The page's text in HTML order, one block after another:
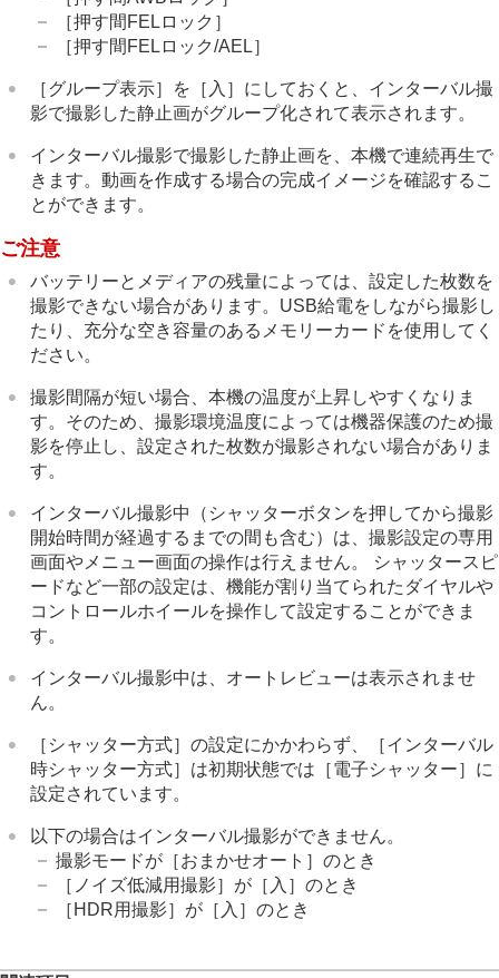
［押す間FELロック］
［押す間FELロック/AEL］
［グループ表示］ を ［入］ にしておくと、インターバル撮
影で撮影した静止画がグループ化されて表示されます。
インターバル撮影で撮影した静止画を、本機で連続再生で
きます。動画を作成する場合の完成イメージを確認するこ
とができます。
ご注意
バッテリーとメディアの残量によっては、設定した枚数を
撮影できない場合があります。USB給電をしながら撮影し
たり、充分な空き容量のあるメモリーカードを使用してく
ださい。
撮影間隔が短い場合、本機の温度が上昇しやすくなりま
す。そのため、撮影環境温度によっては機器保護のため撮
影を停止し、設定された枚数が撮影されない場合がありま
す。
インターバル撮影中（シャッターボタンを押してから撮影
開始時間が経過するまでの間も含む）は、撮影設定の専用
画面やメニュー画面の操作は行えません。 シャッタースピ
ードなど一部の設定は、機能が割り当てられたダイヤルや
コントロールホイールを操作して設定することができま
す。
インターバル撮影中は、オートレビューは表示されませ
ん。
［シャッター方式］の設定にかかわらず、
［インターバル
時シャッター方式］ は初期状態では ［電子シャッター］ に
設定されています。
以下の場合はインターバル撮影ができません。
撮影モードが ［おまかせオート］のとき
［ノイズ低減用撮影］ が ［入］のとき
［HDR用撮影］ が ［入］のとき